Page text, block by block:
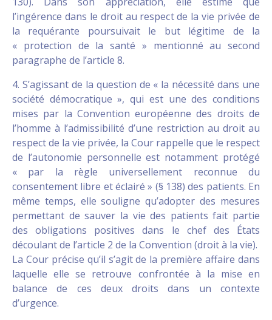
l’ingérence dans le droit au respect de la vie privée de
la requérante poursuivait le but légitime de la
« protection de la santé » mentionné au second
paragraphe de l’article 8.
4. S’agissant de la question de « la nécessité dans une
société démocratique », qui est une des conditions
mises par la Convention européenne des droits de
l’homme à l’admissibilité d’une restriction au droit au
respect de la vie privée, la Cour rappelle que le respect
de l’autonomie personnelle est notamment protégé
« par la règle universellement reconnue du
consentement libre et éclairé » (§ 138) des patients. En
même temps, elle souligne qu’adopter des mesures
permettant de sauver la vie des patients fait partie
des obligations positives dans le chef des États
découlant de l’article 2 de la Convention (droit à la vie).
La Cour précise qu’il s’agit de la première affaire dans
laquelle elle se retrouve confrontée à la mise en
balance de ces deux droits dans un contexte
d’urgence.